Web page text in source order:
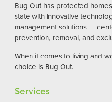
Bug Out has protected
state with innovative
management solutions —
prevention, removal, and
When it comes to living and
choice is Bug Out.
Services